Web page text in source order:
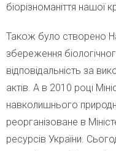
біорізноманіття нашої
Також було створено
збереження
відповідальність за
актів. А в 2010 році
навколишнього
реорганізоване в
ресурсів України.